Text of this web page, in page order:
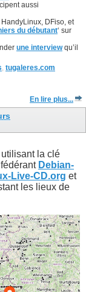
aussi
DFiso, et
du débutant‘ sur
une interviewqu’il
tugaleres.com
En lire plus...
utilisant la clé
Debian-
Live-CD.org et
les lieux de